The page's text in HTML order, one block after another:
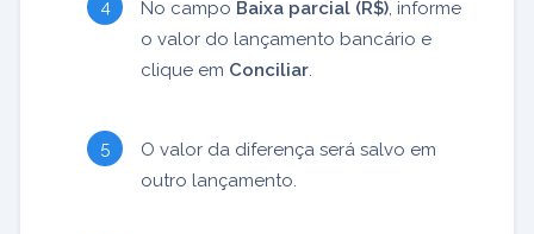
No campo Baixa parcial (R$) , informe
o valor do lançamento bancário e
clique em Conciliar
O valor da diferença será salvo em
outro lançamento.